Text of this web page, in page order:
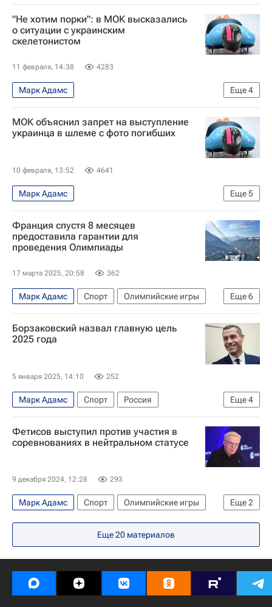
Международный олимпийский комитет (МОК)
Зимние Олимпийские игры 2026
Кирсти Ковентри
Скелетон
"Не хотим порки": в МОК высказались
о ситуации с украинским
скелетонистом
11 февраля, 14:38 4283
Еще4
Марк Адамс
Международный олимпийский комитет (МОК)
Зимние Олимпийские игры 2026
Спорт
МОК объяснил запрет на выступление
украинца в шлеме с фото погибших
10 февраля, 13:52 4641
Еще5
Марк Адамс
Международный олимпийский комитет (МОК)
Зимние Олимпийские игры 2026
Вокруг спорта
Скелетон
Франция спустя 8 месяцев
предоставила гарантии для
проведения Олимпиады
17 марта 2025, 20:58 362
Еще6
Марк Адамс Спорт
Олимпийские игры
Франция
Альпы
Рона-Альпы
Томас Бах
Франсуа Байру
Борзаковский назвал главную цель
2025 года
5 января 2025, 14:10 252
Еще4
Марк Адамс Спорт
Россия
Юрий Борзаковский
Международный олимпийский комитет (МОК)
Всероссийская федерация легкой атлетики (ВФЛА)
БРИКС
Фетисов выступил против участия в
соревнованиях в нейтральном статусе
9 декабря 2024, 12:28 293
Еще2
Марк Адамс Спорт
Олимпийские игры
Вячеслав Фетисов
Международный олимпийский комитет (МОК)
Еще20 материалов